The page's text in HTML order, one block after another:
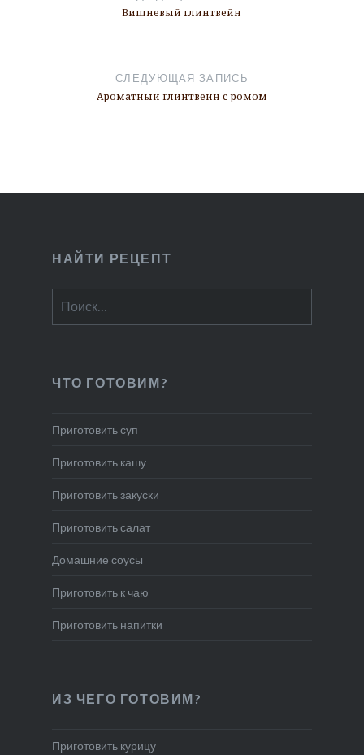
Вишневый глинтвейн
СЛЕДУЮЩАЯ ЗАПИСЬ
Ароматный глинтвейн с ромом
НАЙТИ РЕЦЕПТ
ЧТО ГОТОВИМ?
Приготовить суп
Приготовить кашу
Приготовить закуски
Приготовить салат
Домашние соусы
Приготовить к чаю
Приготовить напитки
ИЗ ЧЕГО ГОТОВИМ?
Приготовить курицу